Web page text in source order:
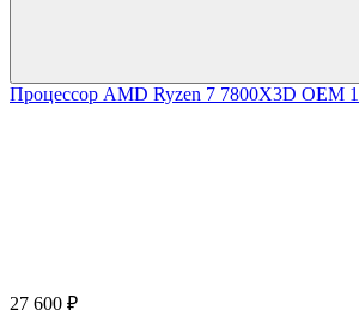
Процессор AMD Ryzen 7 7800X3D OEM
27 600 ₽